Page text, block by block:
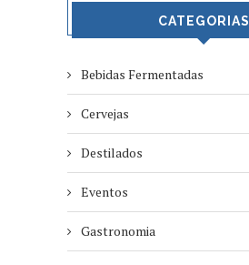
CATEGORIAS
Bebidas Fermentadas
Cervejas
Destilados
Eventos
Gastronomia